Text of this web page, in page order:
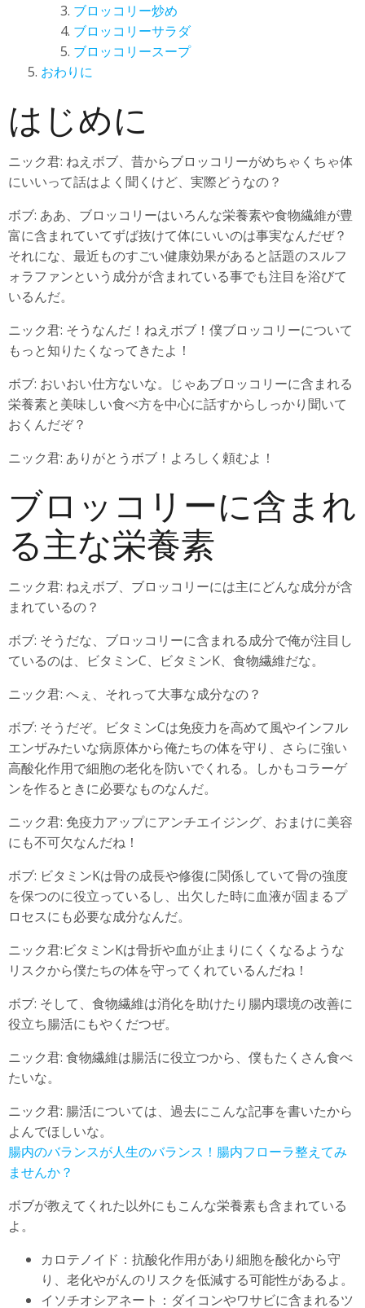
ブロッコリー炒め
ブロッコリーサラダ
ブロッコリースープ
おわりに
はじめに
ニック君: ねえボブ、昔からブロッコリーがめちゃくちゃ体
にいいって話はよく聞くけど、実際どうなの？
ボブ: ああ、ブロッコリーはいろんな栄養素や食物繊維が豊
富に含まれていてずば抜けて体にいいのは事実なんだぜ？
それにな、最近ものすごい健康効果があると話題のスルフ
ォラファンという成分が含まれている事でも注目を浴びて
いるんだ。
ニック君: そうなんだ！ねえボブ！僕ブロッコリーについて
もっと知りたくなってきたよ！
ボブ: おいおい仕方ないな。じゃあブロッコリーに含まれる
栄養素と美味しい食べ方を中心に話すからしっかり聞いて
おくんだぞ？
ニック君: ありがとうボブ！よろしく頼むよ！
ブロッコリーに含まれ
る主な栄養素
ニック君: ねえボブ、ブロッコリーには主にどんな成分が含
まれているの？
ボブ: そうだな、ブロッコリーに含まれる成分で俺が注目し
ているのは、ビタミンC、ビタミンK、食物繊維だな。
ニック君: へぇ、それって大事な成分なの？
ボブ: そうだぞ。ビタミンCは免疫力を高めて風やインフル
エンザみたいな病原体から俺たちの体を守り、さらに強い
高酸化作用で細胞の老化を防いでくれる。しかもコラーゲ
ンを作るときに必要なものなんだ。
ニック君: 免疫力アップにアンチエイジング、おまけに美容
にも不可欠なんだね！
ボブ: ビタミンKは骨の成長や修復に関係していて骨の強度
を保つのに役立っているし、出欠した時に血液が固まるプ
ロセスにも必要な成分なんだ。
ニック君:ビタミンKは骨折や血が止まりにくくなるような
リスクから僕たちの体を守ってくれているんだね！
ボブ: そして、食物繊維は消化を助けたり腸内環境の改善に
役立ち腸活にもやくだつぜ。
ニック君: 食物繊維は腸活に役立つから、僕もたくさん食べ
たいな。
ニック君: 腸活については、過去にこんな記事を書いたから
よんでほしいな。
腸内のバランスが人生のバランス！腸内フローラ整えてみ
ませんか？
ボブが教えてくれた以外にもこんな栄養素も含まれている
よ。
カロテノイド：抗酸化作用があり細胞を酸化から守
り、老化やがんのリスクを低減する可能性があるよ。
イソチオシアネート：ダイコンやワサビに含まれるツ